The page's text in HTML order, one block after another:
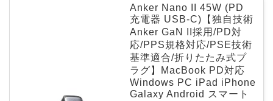
Anker Nano II 45W (PD
充電器 USB-C)【独自技術
Anker GaN II採用/PD対
応/PPS規格対応/PSE技術
基準適合/折りたたみ式プ
ラグ】MacBook PD対応
Windows PC iPad iPhone
Galaxy Android スマート